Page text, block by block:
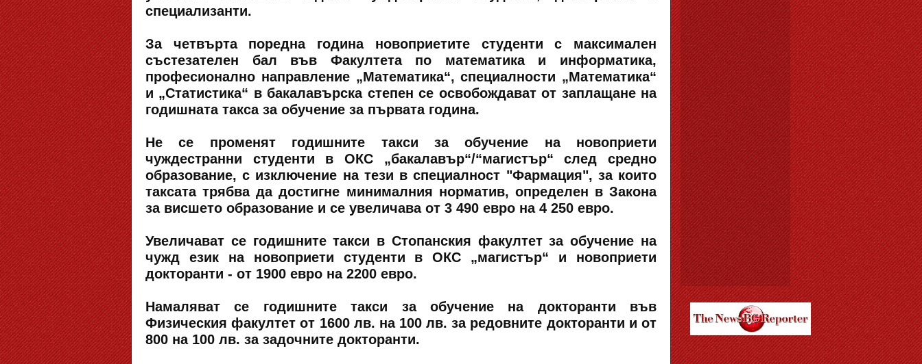
специализанти.
За четвърта поредна година новоприетите студенти с максимален
състезателен бал във Факултета по математика и информатика,
професионално направление „Математика“, специалности „Математика“
и „Статистика“ в бакалавърска степен се освобождават от заплащане на
годишната такса за обучение за първата година.
Не се променят годишните такси за обучение на новоприети
чуждестранни студенти в ОКС „бакалавър“/“магистър“ след средно
образование, с изключение на тези в специалност "Фармация", за които
таксата трябва да достигне минималния норматив, определен в Закона
за висшето образование и се увеличава от 3 490 евро на 4 250 евро.
Увеличават се годишните такси в Стопанския факултет за обучение на
чужд език на новоприети студенти в ОКС „магистър“ и новоприети
докторанти - от 1900 евро на 2200 евро.
Намаляват се годишните такси за обучение на докторанти във
Физическия факултет от 1600 лв. на 100 лв. за редовните докторанти и от
800 на 100 лв. за задочните докторанти.